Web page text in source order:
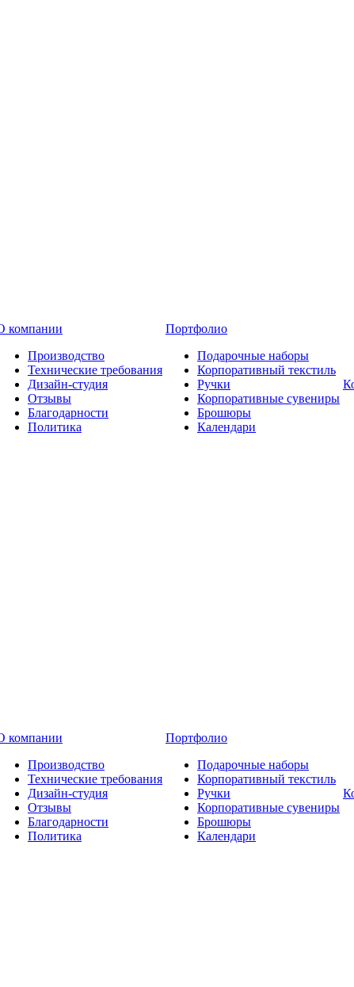
компании
Производство
Технические требования
Дизайн-студия
Отзывы
Благодарности
Политика
Портфолио
Подарочные наборы
Корпоративный текстиль
Ручки
Корпоративные сувениры
Брошюры
Календари
компании
Производство
Технические требования
Дизайн-студия
Отзывы
Благодарности
Политика
Портфолио
Подарочные наборы
Корпоративный текстиль
Ручки
Корпоративные сувениры
Брошюры
Календари